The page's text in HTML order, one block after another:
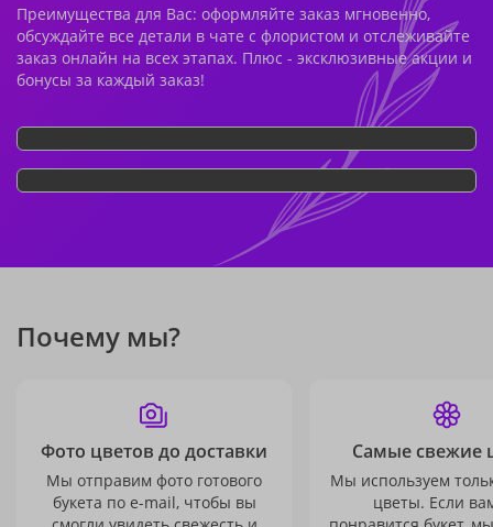
Преимущества для Вас: оформляйте заказ мгновенно,
обсуждайте все детали в чате с флористом и отслеживайте
заказ онлайн на всех этапах. Плюс - эксклюзивные акции и
бонусы за каждый заказ!
Почему мы?
Фото цветов до доставки
Мы отправим фото готового
букета по e-mail, чтобы вы
Самые свежие
Мы используем
цветы. Если